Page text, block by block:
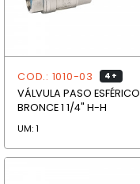
COD.: 1010-03 4+
VÁLVULA PASO ESFÉRICO
BRONCE 1 1/4" H-H
UM: 1